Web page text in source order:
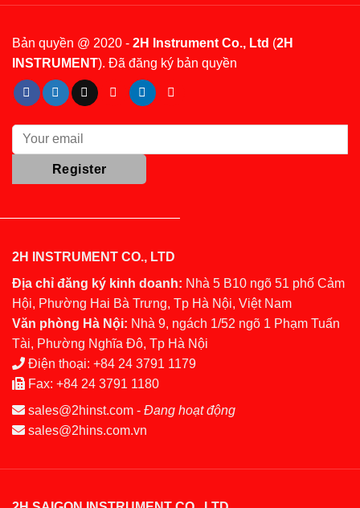
Bản quyền @ 2020 - 2H Instrument Co., Ltd (2H
INSTRUMENT). Đã đăng ký bản quyền
2H INSTRUMENT CO., LTD
Địa chỉ đăng ký kinh doanh: Nhà 5 B10 ngõ 51 phố Cảm
Hội, Phường Hai Bà Trưng, Tp Hà Nội, Việt Nam
Văn phòng Hà Nội: Nhà 9, ngách 1/52 ngõ 1 Phạm Tuấn
Tài, Phường Nghĩa Đô, Tp Hà Nội
Điện thoại: +84 24 3791 1179
Fax: +84 24 3791 1180
sales@2hinst.com - Đang hoạt động
sales@2hins.com.vn